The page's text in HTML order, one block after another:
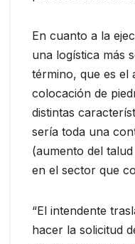
En cuanto a la
una logística más
término, que es el
colocación de
distintas
sería toda una
(aumento del
en el sector que
“El intendente
hacer la solicitud